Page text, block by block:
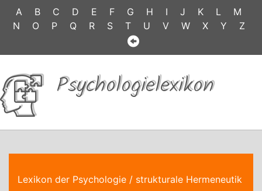
A B C D E F G H I J K L
M
N
O P Q R S T U V W X Y Z
Psychologielexikon
Lexikon der Psychologie / strukturale Hermeneutik